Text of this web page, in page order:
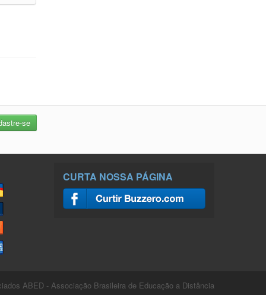
CURTA NOSSA PÁGINA
ABED - Associação Brasileira de Educação a Distância